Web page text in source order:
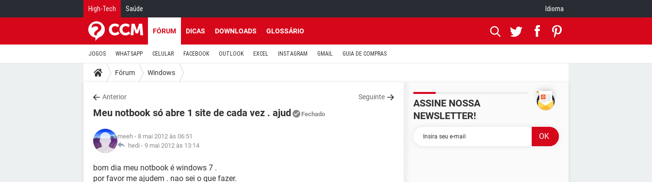
High-Tech Saúde Idioma
FÓRUM DICAS DOWNLOADS GLOSSÁRIO
JOGOS WHATSAPP CELULAR FACEBOOK OUTLOOK EXCEL INSTAGRAM GMAIL GUIA DE COMPRAS
Fórum Windows
Anterior Seguinte
Meu notbook só abre 1 site de cada vez . ajud Fechado
meeh - 8 mai 2012 às 06:51
hedi - 9 mai 2012 às 13:14
bom dia meu notbook é windows 7 .
por favor me ajudem . nao sei o que fazer.
ASSINE NOSSA
NEWSLETTER!